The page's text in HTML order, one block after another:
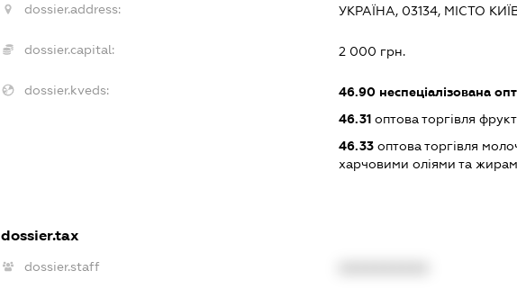
dossier.address: УКРАЇНА, 03134, МІСТО
dossier.capital: 2 000 грн.
dossier.kveds: 46.90неспеціалізована
46.31оптова торгівля
46.33оптова торгівля
харчовими оліями та
dossier.tax
dossier.staff